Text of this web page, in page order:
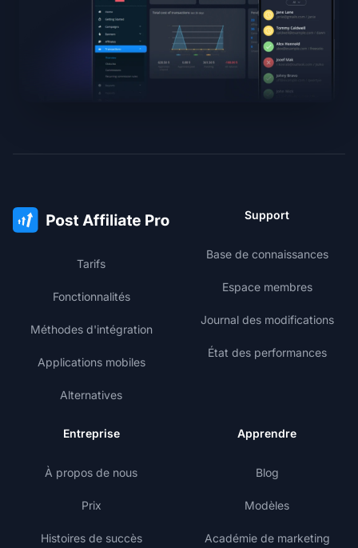
Tarifs
Fonctionnalités
Méthodes d'intégration
Applications mobiles
Alternatives
Support
Base de connaissances
Espace membres
Journal des modifications
État des performances
Entreprise
À propos de nous
Prix
Histoires de succès
Apprendre
Blog
Modèles
Académie de marketing